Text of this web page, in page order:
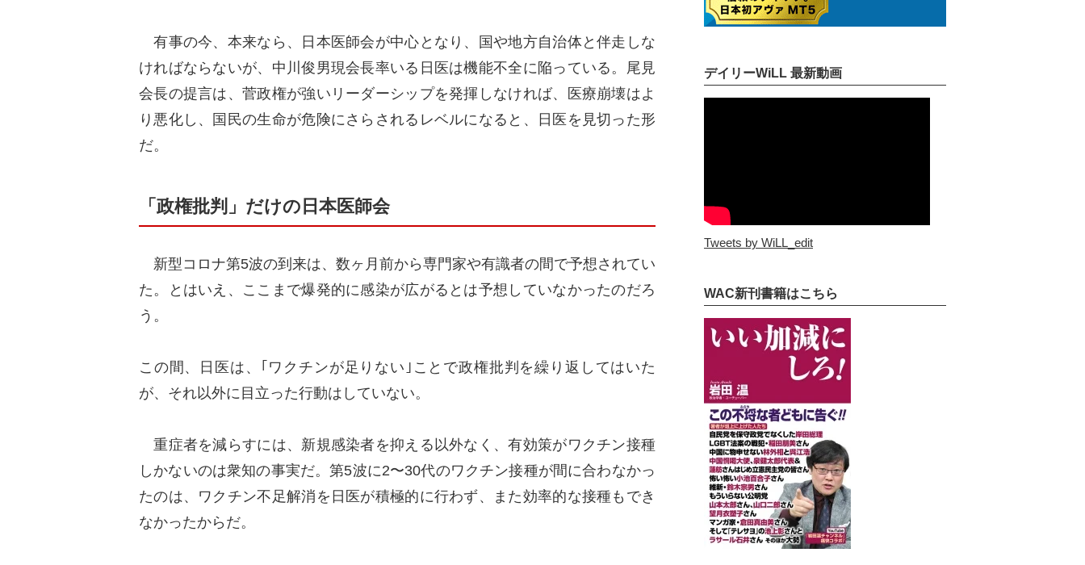
有事の今、本来なら、日本医師会が中心となり、国や地方自治体と伴走しな
ければならないが、中川俊男現会長率いる日医は機能不全に陥っている。尾見
会長の提言は、菅政権が強いリーダーシップを発揮しなければ、医療崩壊はよ
り悪化し、国民の生命が危険にさらされるレベルになると、日医を見切った形
だ。
「政権批判」だけの日本医師会
新型コロナ第5波の到来は、数ヶ月前から専門家や有識者の間で予想されてい
た。とはいえ、ここまで爆発的に感染が広がるとは予想していなかったのだろ
う。
この間、日医は、｢ワクチンが足りない｣ことで政権批判を繰り返してはいた
が、それ以外に目立った行動はしていない。
重症者を減らすには、新規感染者を抑える以外なく、有効策がワクチン接種
しかないのは衆知の事実だ。第5波に2〜30代のワクチン接種が間に合わなかっ
たのは、ワクチン不足解消を日医が積極的に行わず、また効率的な接種もでき
なかったからだ。
デイリーWiLL 最新動画
Tweets by WiLL_edit
WAC新刊書籍はこちら